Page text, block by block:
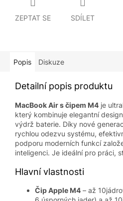
ZEPTAT SE SDÍLET
Popis Diskuze
Detailní popis produktu
MacBook Air s čipem M4 je
který kombinuje elegantní
výdrž baterie. Díky nové
rychlou odezvu systému,
podporu moderních funkcí
inteligenci. Je ideální pro práci,
Hlavní vlastnosti
Čip Apple M4 – až